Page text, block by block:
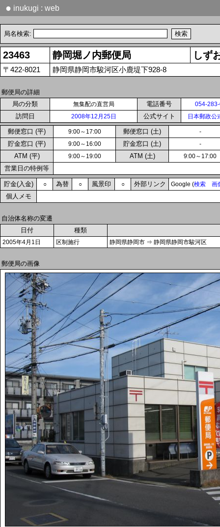
● inukugi : web
局名検索:
23463 静岡堀ノ内郵便局 しず
〒422-8021 静岡県静岡市駿河区小鹿堤下928-8
郵便局の詳細
局の分類
無集配の直営局 電話番号 054-
訪問日 2008年12月25日 公式サイト 日本郵政公
郵便窓口 (平) 9:00～17:00 郵便窓口 (土) -
貯金窓口 (平) 9:00～16:00 貯金窓口 (土) -
ATM (平) 9:00～19:00 ATM (土) 9:00～17:00
営業日の特例等
貯金(入金) ○ 為替 ○ 風景印 ○ 外部リンク Google (検索 画
個人メモ
自治体名称の変遷
日付
種類
2005年4月1日 区制施行 静岡県静岡市 ⇒ 静岡県静岡市駿河区
郵便局の画像